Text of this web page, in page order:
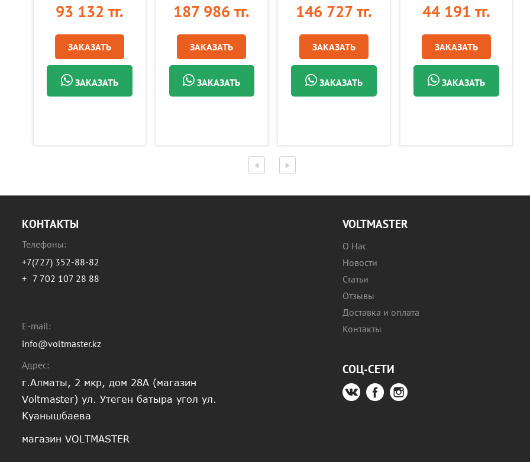
93 132 тг.
ЗАКАЗАТЬ
ЗАКАЗАТЬ
187 986 тг.
ЗАКАЗАТЬ
ЗАКАЗАТЬ
146 727 тг.
ЗАКАЗАТЬ
ЗАКАЗАТЬ
44 191 тг.
ЗАКАЗАТЬ
ЗАКАЗАТЬ
КОНТАКТЫ
Телефоны:
+7(727) 352-88-82
+ 7 702 107 28 88
E-mail:
info@voltmaster.kz
Адрес:
г.Алматы, 2 мкр, дом 28А (магазин
Voltmaster) ул. Утеген батыра угол ул.
Куанышбаева
магазин VOLTMASTER
VOLTMASTER
О Нас
Новости
Статьи
Отзывы
Доставка и оплата
Контакты
СОЦ-СЕТИ